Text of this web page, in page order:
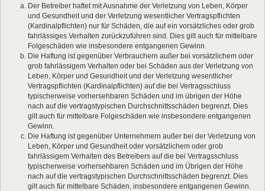
Der Betreiber haftet mit Ausnahme der Verletzung von Leben, Körper
und Gesundheit und der Verletzung wesentlicher Vertragspflichten
(Kardinalpflichten) nur für Schäden, die auf ein vorsätzliches oder grob
fahrlässiges Verhalten zurückzuführen sind. Dies gilt auch für mittelbare
Folgeschäden wie insbesondere entgangenen Gewinn.
Die Haftung ist gegenüber Verbrauchern außer bei vorsätzlichem oder
grob fahrlässigem Verhalten oder bei Schäden aus der Verletzung von
Leben, Körper und Gesundheit und der Verletzung wesentlicher
Vertragspflichten (Kardinalpflichten) auf die bei Vertragsschluss
typischerweise vorhersehbaren Schäden und im übrigen der Höhe
nach auf die vertragstypischen Durchschnittsschäden begrenzt. Dies
gilt auch für mittelbare Folgeschäden wie insbesondere entgangenen
Gewinn.
Die Haftung ist gegenüber Unternehmern außer bei der Verletzung von
Leben, Körper und Gesundheit oder vorsätzlichem oder grob
fahrlässigem Verhalten des Betreibers auf die bei Vertragsschluss
typischerweise vorhersehbaren Schäden und im Übrigen der Höhe
nach auf die vertragstypischen Durchschnittsschäden begrenzt. Dies
gilt auch für mittelbare Schäden, insbesondere entgangenen Gewinn.